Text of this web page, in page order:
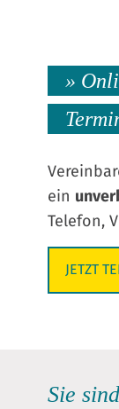
»
ein
Telefon,
JETZT
Sie